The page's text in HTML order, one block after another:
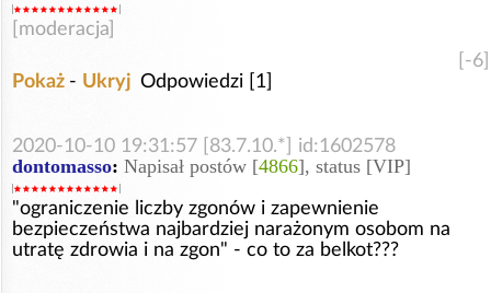
[moderacja]
[-6]
Pokaż - Ukryj Odpowiedzi [1]
2020-10-10 19:31:57 [83.7.10.*] id:1602578
dontomasso: Napisał postów [4866], status [VIP]
"ograniczenie liczby zgonów i zapewnienie
bezpieczeństwa najbardziej narażonym osobom na
utratę zdrowia i na zgon" - co to za belkot???